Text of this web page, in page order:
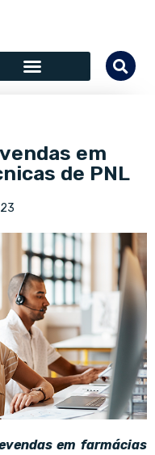
em
de PNL
em farmácias